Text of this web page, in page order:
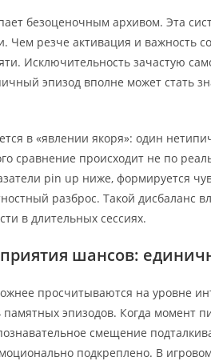
безоценочным архивом. Эта
Чем резче активация и важность
Исключительность зачастую
эпизод вполне может стать
в «явлении якоря»: один
сравнение происходит не по
pin up ниже, формируется
разброс. Такой
в длительных сессиях.
шансов:
просчитываются на уровне
эпизодов. Когда момент
смещение
подкреплено. В